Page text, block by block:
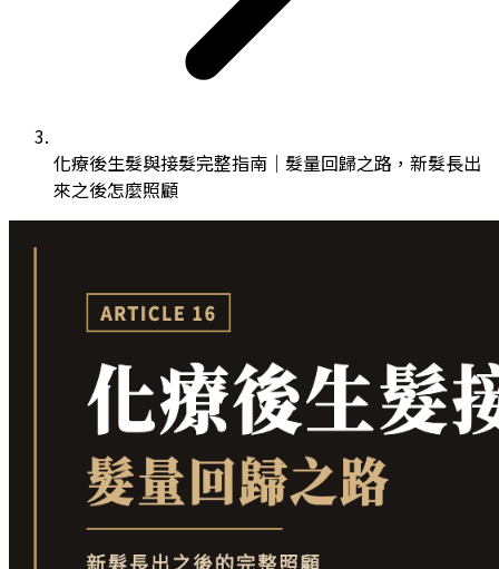
化療後生髮與接髮完整指南｜髮量回歸之路，新髮長出
來之後怎麼照顧